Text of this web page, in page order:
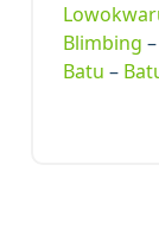
Blimbing –
Batu –